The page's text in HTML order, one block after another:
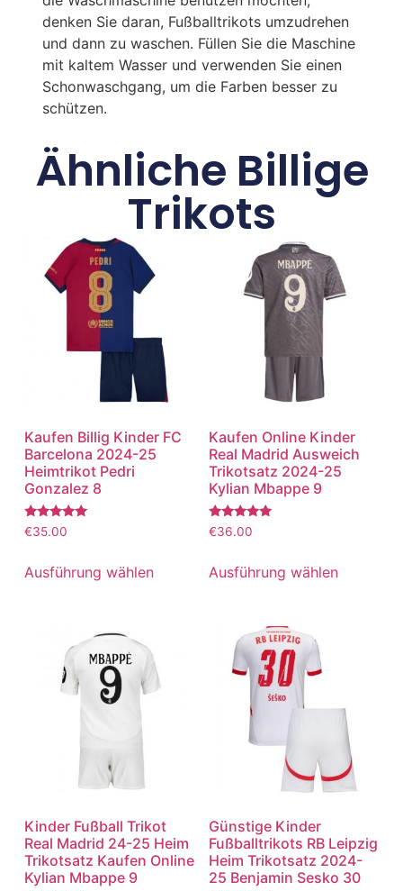
denken Sie daran, Fußballtrikots umzudrehen
und dann zu waschen. Füllen Sie die Maschine
mit kaltem Wasser und verwenden Sie einen
Schonwaschgang, um die Farben besser zu
schützen.
Ähnliche Billige
Trikots
Kaufen Billig Kinder FC
Barcelona 2024-25
Heimtrikot Pedri
Gonzalez 8
Bewertet
mit
von 5
€35.00
Ausführung wählen
Kaufen Online Kinder
Real Madrid Ausweich
Trikotsatz 2024-25
Kylian Mbappe 9
Bewertet
mit
von 5
€36.00
Ausführung wählen
Kinder Fußball Trikot
Real Madrid 24-25 Heim
Trikotsatz Kaufen Online
Kylian Mbappe 9
Günstige Kinder
Fußballtrikots RB Leipzig
Heim Trikotsatz 2024-
25 Benjamin Sesko 30